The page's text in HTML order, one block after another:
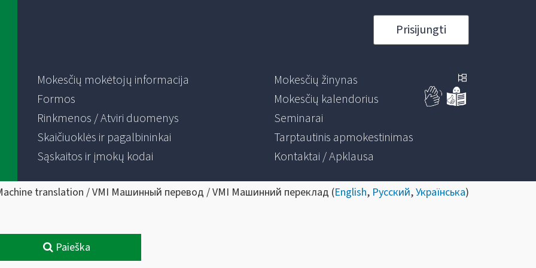
Prisijungti
Mokesčių mokėtojų informacija
Formos
Rinkmenos / Atviri duomenys
Skaičiuoklės ir pagalbininkai
Sąskaitos ir įmokų kodai
Mokesčių žinynas
Mokesčių kalendorius
Seminarai
Tarptautinis apmokestinimas
Kontaktai / Apklausa
translation / VMI Машинный перевод / VMI Машинний переклад (English, Русский,Українська)
Paieška